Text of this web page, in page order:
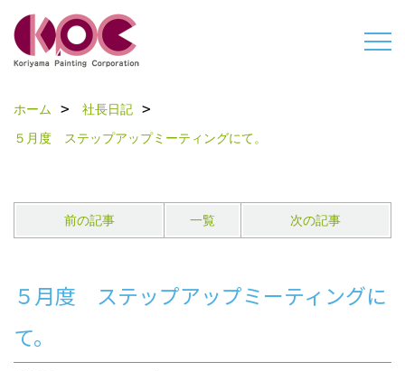
ホーム
社長日記
５月度 ステップアップミーティングにて。
前の記事 一覧 次の記事
５月度 ステップアップミーティングに
て。